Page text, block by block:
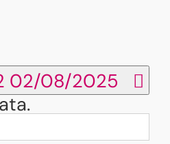
02/08/2025